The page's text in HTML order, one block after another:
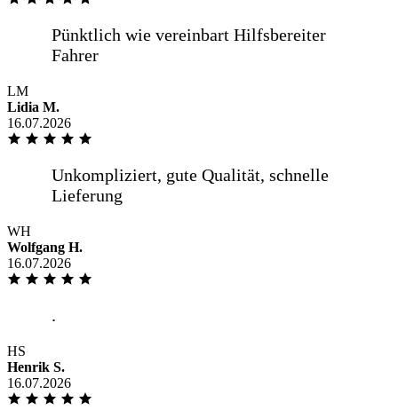
LM
Lidia M.
16.07.2026
WH
Wolfgang H.
16.07.2026
HS
Henrik S.
16.07.2026